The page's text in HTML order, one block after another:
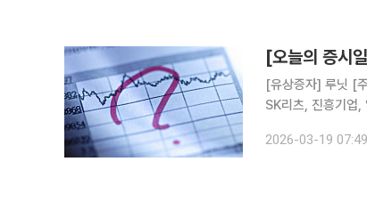
[오늘의 증시
[유상증자] 루닛 [주주총회] 롯데칠성음료, 한화오션, 호텔신라, 신한서부티엔디리츠, GS리테일,
SK리츠, 진흥기업,
송원산업, 한국수
2026-03-19 07:49